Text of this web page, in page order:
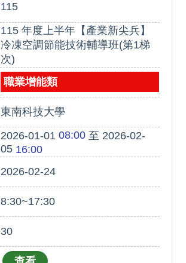
115
115 年度上半年【產業新尖兵】
冷凍空調節能技術輔導班(第1梯
次)
職業增能類
東南科技大學
2026-01-01 08:00至 2026-02-
0516:00
2026-02-24
8:30~17:30
30